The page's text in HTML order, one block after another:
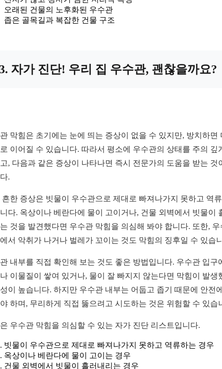
오래된 건물의 노후화된 우수관
좁은 골목길과 복잡한 건물 구조
자가 진단! 우리 집 우수관, 괜찮을까요?
막힘은 초기에는 눈에 띄는 증상이 없을 수 있지만, 방치하면
이어질 수 있습니다. 따라서 평소에 우수관의 상태를 주의 깊
, 다음과 같은 증상이 나타나면 즉시 전문가의 도움을 받는 것
.
흔한 증상은 빗물이 우수관으로 제대로 빠져나가지 못하고 역
다. 옥상이나 베란다에 물이 고이거나, 건물 외벽에서 빗물이
것을 발견했다면 우수관 막힘을 의심해 봐야 합니다. 또한, 우
서 악취가 나거나 벌레가 꼬이는 것도 막힘의 징후일 수 있습
내부를 직접 확인해 보는 것도 좋은 방법입니다. 우수관 입구
이물질이 쌓여 있거나, 물이 잘 빠지지 않는다면 막힘이 발생
이 높습니다. 하지만 우수관 내부는 어둡고 좁기 때문에 안전
하며, 무리하게 직접 뚫으려고 시도하는 것은 위험할 수 있습
우수관 막힘을 의심할 수 있는 자가 진단 리스트입니다.
빗물이 우수관으로 제대로 빠져나가지 못하고 역류하는 경우
옥상이나 베란다에 물이 고이는 경우
건물 외벽에서 빗물이 흘러내리는 경우